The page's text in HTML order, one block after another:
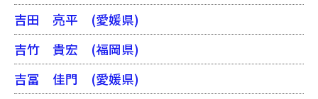
吉田 亮平 (愛媛県)
吉竹 貴宏 (福岡県)
吉冨 佳門 (愛媛県)